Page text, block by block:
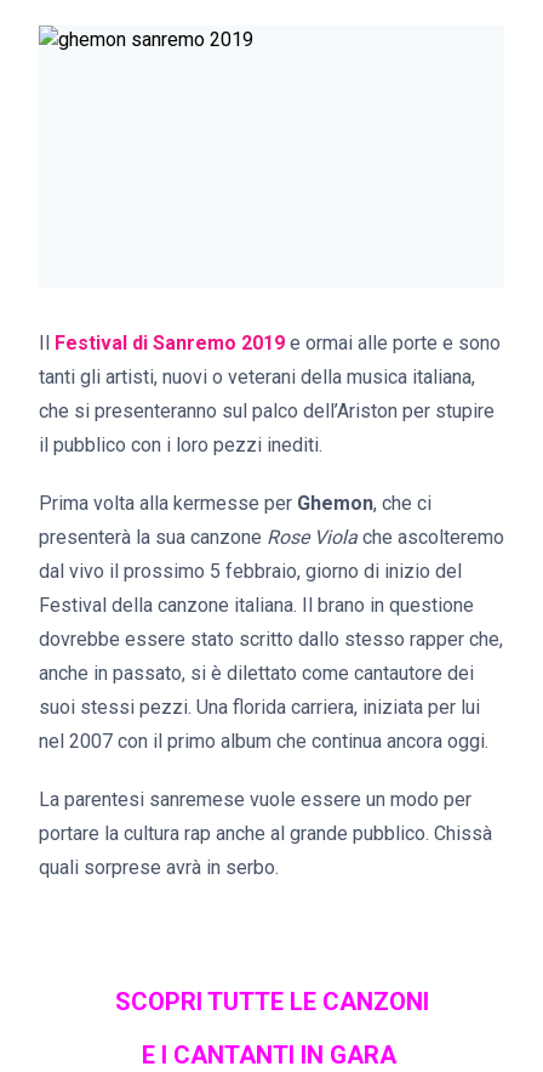
Il Festival di Sanremo 2019 e ormai alle porte e sono
tanti gli artisti, nuovi o veterani della musica italiana,
che si presenteranno sul palco dell’Ariston per stupire
il pubblico con i loro pezzi inediti.
Prima volta alla kermesse per Ghemon, che ci
presenterà la sua canzone Rose Viola che ascolteremo
dal vivo il prossimo 5 febbraio, giorno di inizio del
Festival della canzone italiana. Il brano in questione
dovrebbe essere stato scritto dallo stesso rapper che,
anche in passato, si è dilettato come cantautore dei
suoi stessi pezzi. Una florida carriera, iniziata per lui
nel 2007 con il primo album che continua ancora oggi.
La parentesi sanremese vuole essere un modo per
portare la cultura rap anche al grande pubblico. Chissà
quali sorprese avrà in serbo.
SCOPRI TUTTE LE CANZONI
E I CANTANTI IN GARA